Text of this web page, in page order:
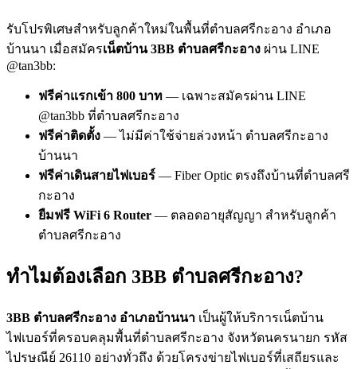
รับโปรพิเศษสำหรับลูกค้าใหม่ในพื้นที่ตำบลศรีกะอาง อำเภอ
บ้านนา เมื่อสมัครเน็ตบ้าน 3BB ตำบลศรีกะอาง ผ่าน LINE
@tan3bb:
ฟรีค่าแรกเข้า 800 บาท — เฉพาะสมัครผ่าน LINE
@tan3bb ที่ตำบลศรีกะอาง
ฟรีค่าติดตั้ง — ไม่มีค่าใช้จ่ายล่วงหน้า ตำบลศรีกะอาง
บ้านนา
ฟรีค่าเดินสายไฟเบอร์ — Fiber Optic ตรงถึงบ้านที่ตำบลศรี
กะอาง
ยืมฟรี WiFi 6 Router — ตลอดอายุสัญญา สำหรับลูกค้า
ตำบลศรีกะอาง
ทำไมต้องเลือก 3BB ตำบลศรีกะอาง?
3BB ตำบลศรีกะอาง อำเภอบ้านนา เป็นผู้ให้บริการเน็ตบ้าน
ไฟเบอร์ที่ครอบคลุมพื้นที่ตำบลศรีกะอาง จังหวัดนครนายก รหัส
ไปรษณีย์ 26110 อย่างทั่วถึง ด้วยโครงข่ายไฟเบอร์ที่เสถียรและ